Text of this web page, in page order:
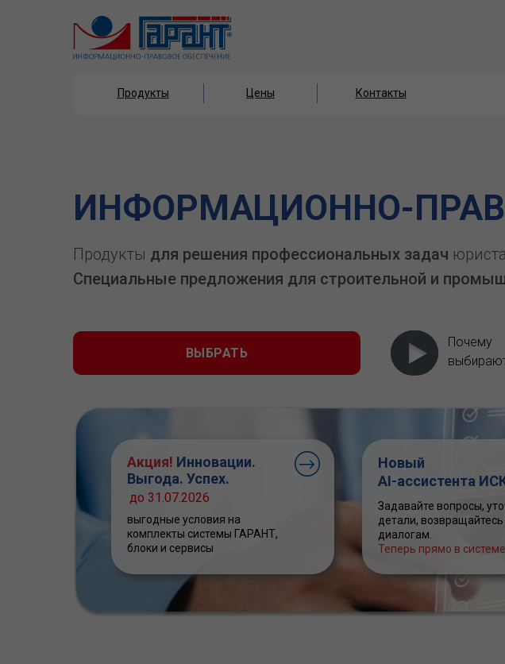
Продукты Цены Контакты
Продукты
ИНФОРМАЦИОННО-
Продукты для решения профессиональных задач
Специальные предложения для строительной и
ВЫБРАТЬ
Почему
Акция! Инновации.
Выгода. Успех.
выгодные условия на
комплекты системы ГАРАНТ,
блоки и сервисы
до 31.07.2026
Новый
AI-ассистента
Задавайте вопросы,
детали,
диалогам.
Теперь прямо в